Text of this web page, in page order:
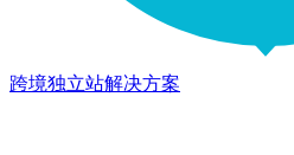
跨境独立站解决方案